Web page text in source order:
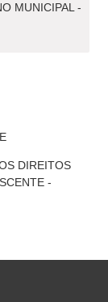
MUNICIPAL -
DIREITOS
-